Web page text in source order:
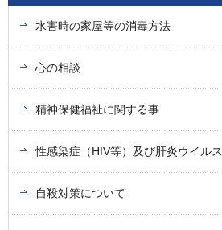
水害時の家屋等の消毒方法
心の相談
精神保健福祉に関する事
性感染症（HIV等）及び肝炎ウイル
自殺対策について